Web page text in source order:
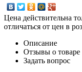
Цена действительна
отличаться от цен в
Описание
Отзывы о товаре
Задать вопрос